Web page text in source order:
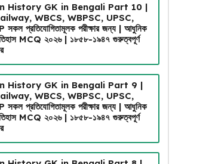
History GK in Bengali Part 10 |
WBCS, WBPSC, UPSC,
প্রতিযোগিতামূলক পরীক্ষার জন্য | আধুনিক
MCQ ২০২৬ | ১৮৫৮-১৯৪৭ গুরুত্বপূর্ণ
History GK in Bengali Part 9 |
WBCS, WBPSC, UPSC,
প্রতিযোগিতামূলক পরীক্ষার জন্য | আধুনিক
MCQ ২০২৬ | ১৮৫৮-১৯৪৭ গুরুত্বপূর্ণ